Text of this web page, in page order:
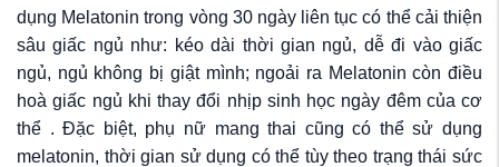
dụng Melatonin trong vòng 30 ngày liên tục có thể cải thiện
sâu giấc ngủ như: kéo dài thời gian ngủ, dễ đi vào giấc
ngủ, ngủ không bị giật mình; ngoải ra Melatonin còn điều
hoà giấc ngủ khi thay đổi nhịp sinh học ngày đêm của cơ
thể . Đặc biệt, phụ nữ mang thai cũng có thể sử dụng
melatonin, thời gian sử dụng có thể tùy theo trạng thái sức